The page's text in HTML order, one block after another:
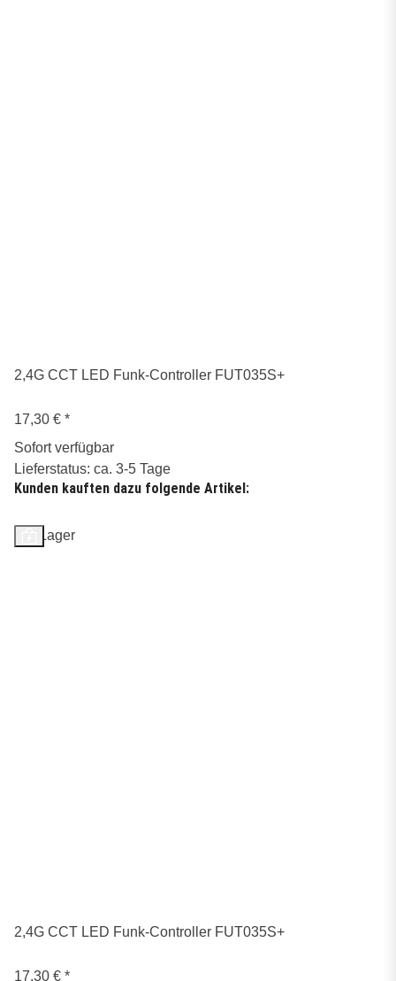
2,4G CCT LED Funk-Controller FUT035S+
17,30 € *
Sofort verfügbar
Lieferstatus: ca. 3-5 Tage
Kunden kauften dazu folgende Artikel:
Auf Lager
2,4G CCT LED Funk-Controller FUT035S+
17,30 € *